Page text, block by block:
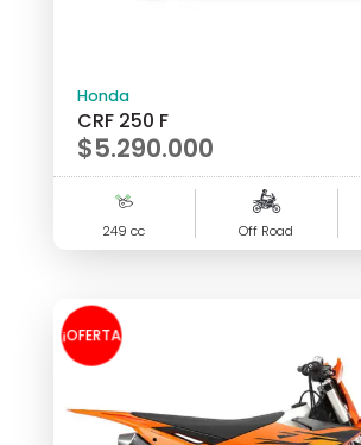
Honda
CRF 250 F
$5.290.000
249 cc Off Road
¡OFERTA